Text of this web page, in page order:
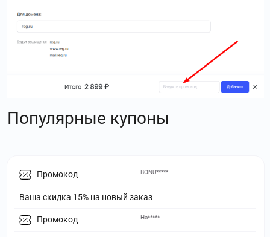
Популярные купоны
Промокод
Ваша скидка 15% на новый заказ
BONU*****
Промокод На*****